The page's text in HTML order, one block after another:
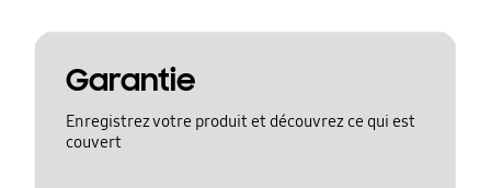
Garantie
Enregistrez votre produit et découvrez ce qui est
couvert